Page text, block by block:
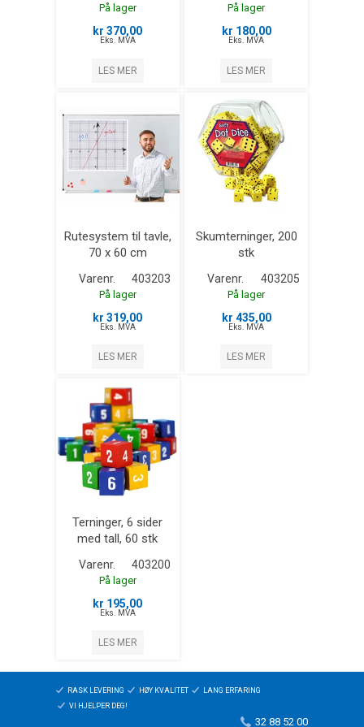
På lager
kr 370,00
Eks. MVA
LES MER
På lager
kr 180,00
Eks. MVA
LES MER
Rutesystem til tavle,
70 x 60 cm
Varenr. 403203
På lager
kr 319,00
Eks. MVA
LES MER
Skumterninger, 200
stk
Varenr. 403205
På lager
kr 435,00
Eks. MVA
LES MER
Terninger, 6 sider
med tall, 60 stk
Varenr. 403200
På lager
kr 195,00
Eks. MVA
LES MER
RASK LEVERING HØY KVALITET
LANG ERFARING
VI HJELPER DEG!
32 88 52 00